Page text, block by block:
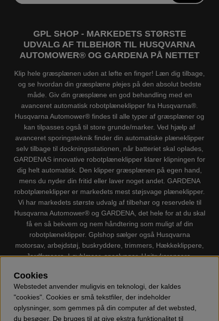
GPL SHOP - MARKEDETS STØRSTE
UDVALG AF TILBEHØR TIL HUSQVARNA
AUTOMOWER® OG GARDENA PÅ NETTET
Klip hele græsplænen uden at løfte en finger! Læn dig tilbage,
og se hvordan din græsplæne plejes på den absolut bedste
måde. Giv din græsplæne en god behandling med en
avanceret automatisk robotplæneklipper fra Husqvarna®.
Husqvarna Automower® findes til alle typer af græsplæner og
kan tilpasses også til store grunde/marker. Ved hjælp af
avanceret sporingsteknik finder din automatiske plæneklipper
selv tilbage til dockningsstationen, når batteriet skal oplades,
GARDENAS innovative robotplæneklipper klarer klipningen for
dig helt automatisk. Den klipper græsplænen på egen hand,
mens du nyder din fritid eller laver noget andet. GARDENA
robotplæneklipper er markedets mest støjsvage plæneklipper.
Vi har markedets største udvalg af tilbehør og reservdele til
Husqvarna Automower® og GARDENA, det hele for at du skal
få en så bekvem og nem håndtering som muligt af din
robotplæneklipper. Gplshop sælger også Husqvarna
motorsav, arbejdstøj, buskryddere, trimmers, Hækkeklippere,
Jordfræsere, Løvblæser, sneslynger, Højtryksrensere,
Cookies
Webstedet anvender muligvis en teknologi, der kaldes
"cookies". Cookies er små tekstfiler, der indeholder
oplysninger, som gemmes på din computer af det websted,
du besøger. De bruges til at give ekstra funktionalitet til